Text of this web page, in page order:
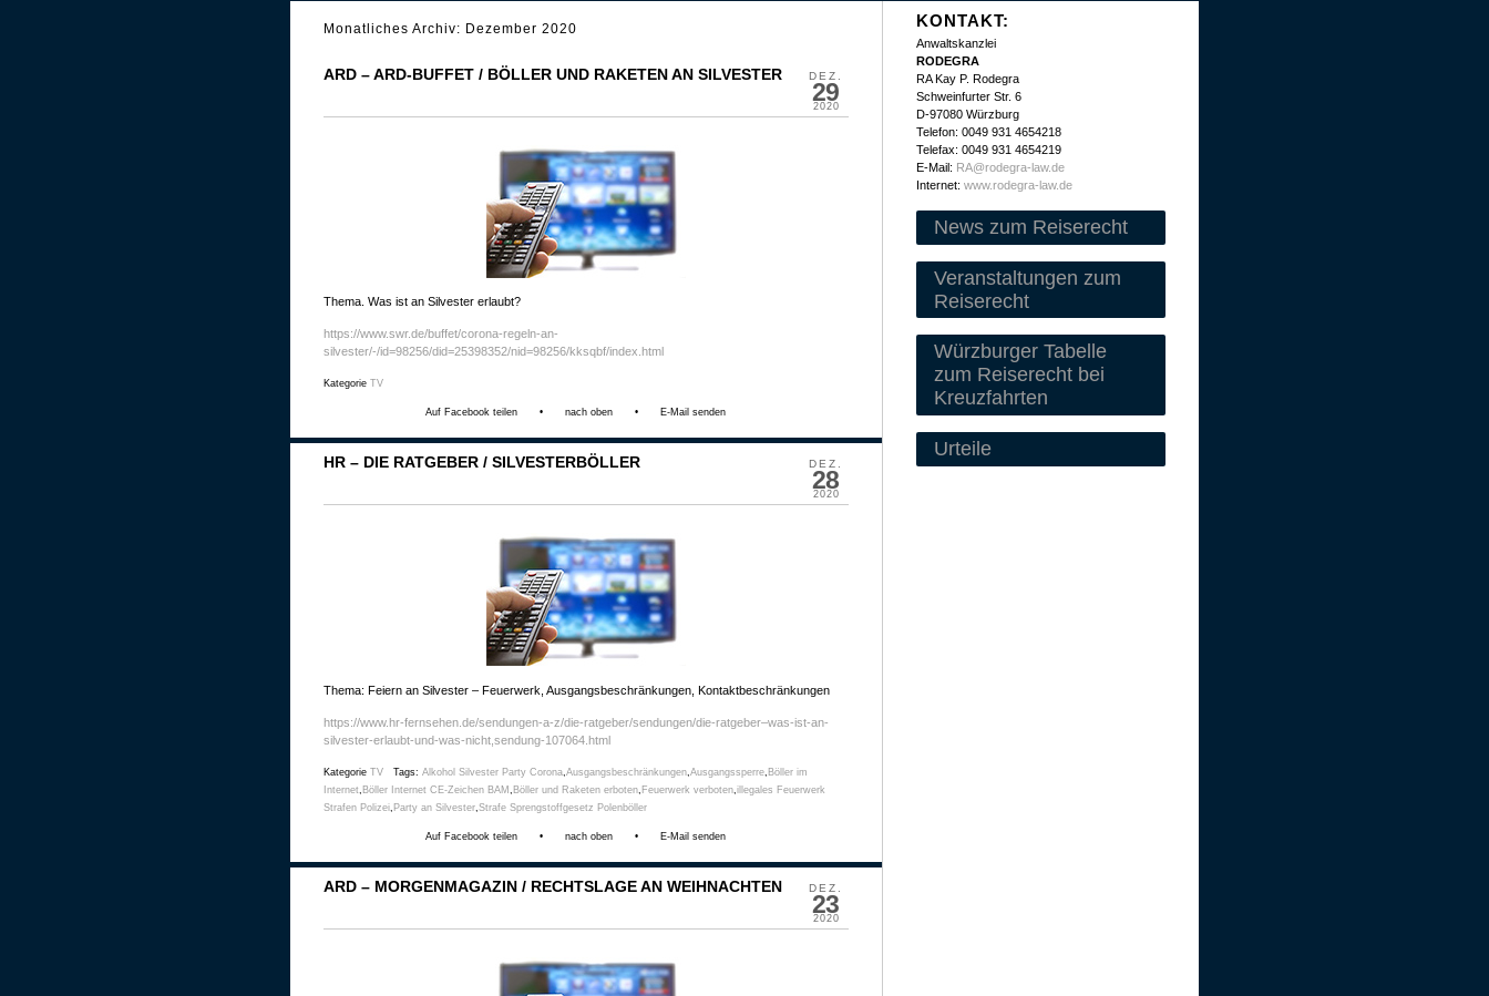
Monatliches Archiv: Dezember 2020
DEZ.
29
2020
ARD – ARD-BUFFET / BÖLLER UND RAKETEN AN SILVESTER
Thema. Was ist an Silvester erlaubt?
https://www.swr.de/buffet/corona-regeln-an-
silvester/-/id=98256/did=25398352/nid=98256/kksqbf/index.html
Kategorie TV
Auf Facebook teilen • nach oben • E-Mail senden
DEZ.
28
2020
HR – DIE RATGEBER / SILVESTERBÖLLER
Thema: Feiern an Silvester – Feuerwerk, Ausgangsbeschränkungen, Kontaktbeschränkungen
https://www.hr-fernsehen.de/sendungen-a-z/die-ratgeber/sendungen/die-ratgeber–was-ist-an-
silvester-erlaubt-und-was-nicht,sendung-107064.html
Kategorie TV Tags: Alkohol Silvester Party Corona Ausgangsbeschränkungen Ausgangssperre Böller im
Internet Böller Internet CE-Zeichen BAM Böller und Raketen erboten Feuerwerk verboten illegales Feuerwerk
Strafen Polizei Party an Silvester Strafe Sprengstoffgesetz Polenböller
Auf Facebook teilen • nach oben • E-Mail senden
DEZ.
23
2020
ARD – MORGENMAGAZIN / RECHTSLAGE AN WEIHNACHTEN
KONTAKT:
Anwaltskanzlei
RODEGRA
RA Kay P. Rodegra
Schweinfurter Str. 6
D-97080 Würzburg
Telefon: 0049 931 4654218
Telefax: 0049 931 4654219
E-Mail: RA@rodegra-law.de
Internet: www.rodegra-law.de
News zum Reiserecht
Veranstaltungen zum
Reiserecht
Würzburger Tabelle
zum Reiserecht bei
Kreuzfahrten
Urteile